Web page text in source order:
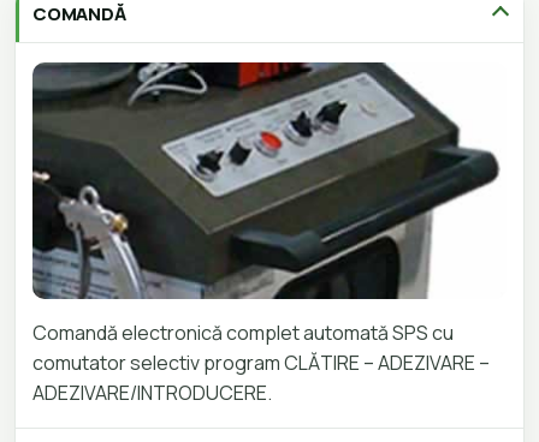
COMANDĂ
Comandă electronică complet automată SPS cu
comutator selectiv program CLĂTIRE – ADEZIVARE –
ADEZIVARE/INTRODUCERE.